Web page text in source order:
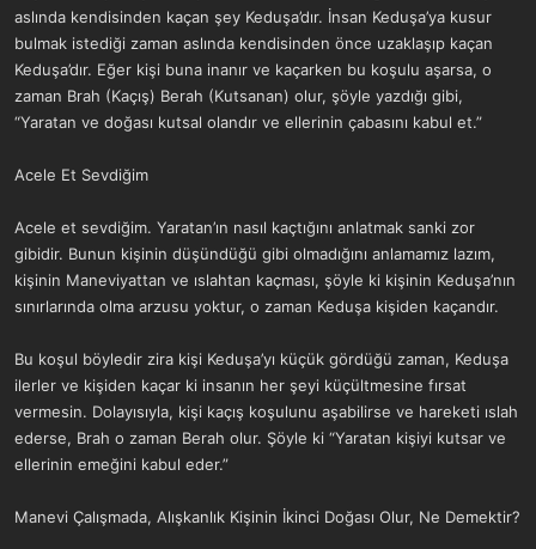
aslında kendisinden kaçan şey Keduşa’dır. İnsan Keduşa’ya kusur
bulmak istediği zaman aslında kendisinden önce uzaklaşıp kaçan
Keduşa’dır. Eğer kişi buna inanır ve kaçarken bu koşulu aşarsa, o
zaman Brah (Kaçış) Berah (Kutsanan) olur, şöyle yazdığı gibi,
“Yaratan ve doğası kutsal olandır ve ellerinin çabasını kabul et.”
Acele Et Sevdiğim
Acele et sevdiğim. Yaratan’ın nasıl kaçtığını anlatmak sanki zor
gibidir. Bunun kişinin düşündüğü gibi olmadığını anlamamız lazım,
kişinin Maneviyattan ve ıslahtan kaçması, şöyle ki kişinin Keduşa’nın
sınırlarında olma arzusu yoktur, o zaman Keduşa kişiden kaçandır.
Bu koşul böyledir zira kişi Keduşa’yı küçük gördüğü zaman, Keduşa
ilerler ve kişiden kaçar ki insanın her şeyi küçültmesine fırsat
vermesin. Dolayısıyla, kişi kaçış koşulunu aşabilirse ve hareketi ıslah
ederse, Brah o zaman Berah olur. Şöyle ki “Yaratan kişiyi kutsar ve
ellerinin emeğini kabul eder.”
Manevi Çalışmada, Alışkanlık Kişinin İkinci Doğası Olur, Ne Demektir?